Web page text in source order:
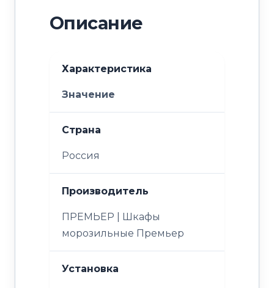
Описание
Характеристика
Значение
Страна
Россия
Производитель
ПРЕМЬЕР | Шкафы
морозильные Премьер
Установка